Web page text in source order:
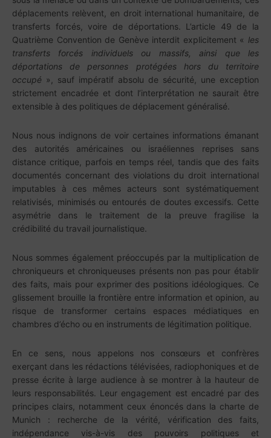
déplacements relèvent, en droit international humanitaire, de
transferts forcés, voire de déportations. L’article 49 de la
Quatrième Convention de Genève interdit explicitement « les
transferts forcés individuels ou massifs, ainsi que les
déportations de personnes protégées hors du territoire
occupé », sauf impératif absolu de sécurité, une exception
strictement encadrée et dont l’interprétation ne saurait être
extensible à des politiques de déplacement généralisé.
Nous nous indignons de voir certaines informations émanant
des autorités américaines ou israéliennes reprises sans
distance critique, parfois en temps réel, tandis que des faits
documentés concernant des violations du droit international
imputables à ces mêmes acteurs sont systématiquement
relativisés, minimisés ou entourés de doutes excessifs. Cette
asymétrie dans le traitement de la preuve fragilise la
crédibilité du travail journalistique.
Nous sommes également préoccupés par la multiplication de
chroniqueurs et chroniqueuses présents non pas pour établir
des faits, mais pour exprimer des positions idéologiques. Ce
glissement brouille la frontière entre information et opinion, au
risque de transformer certains espaces médiatiques en
chambres d’écho ou en instruments de légitimation politique.
En ce sens, nous appelons nos consœurs et confrères
exerçant dans les rédactions télévisées, radiophoniques et de
presse écrite à large audience à se montrer à la hauteur de
leurs responsabilités. Leur engagement est encadré par des
principes clairs, notamment ceux énoncés dans la charte de
Munich : recherche de la vérité, vérification des faits,
indépendance vis-à-vis des pouvoirs politiques et